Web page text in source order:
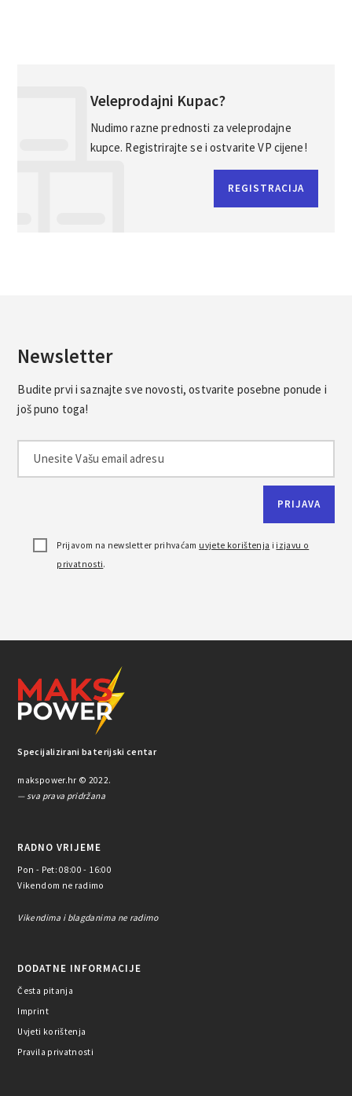
Veleprodajni Kupac?
Nudimo razne prednosti za veleprodajne
kupce. Registrirajte se i ostvarite VP cijene!
REGISTRACIJA
Newsletter
Budite prvi i saznajte sve novosti, ostvarite posebne ponude i
još puno toga!
Prijavom na newsletter prihvaćam uvjete korištenja i izjavu o
privatnosti.
Specijalizirani baterijski centar
makspower.hr © 2022.
— sva prava pridržana
RADNO VRIJEME
Pon - Pet: 08:00 - 16:00
Vikendom ne radimo
Vikendima i blagdanima ne radimo
DODATNE INFORMACIJE
Česta pitanja
Imprint
Uvjeti korištenja
Pravila privatnosti